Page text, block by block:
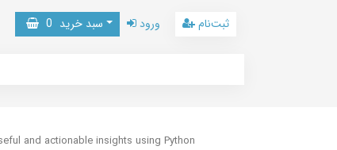
سبد خرید 0 ورود ثبت‌نام
and actionable insights using Python